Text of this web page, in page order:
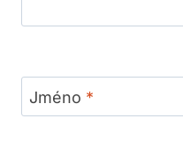
Jméno *